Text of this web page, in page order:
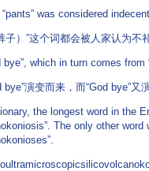
was considered
子）”这个词都会被人家认为不
which in turn comes from
演变而来，而“God bye”又
the longest word in the
The only other